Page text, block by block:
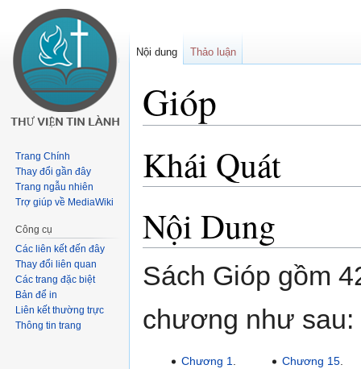
Gióp
tưới
chuyển
tới
tìm
Khái Quát
Nội Dung
Sách Gióp gồm
chương như sau:
Chương 1 Chương 15.
Nội dung Thảo luận
Trang Chính
Thay đổi gần đây
Trang ngẫu nhiên
Trợ giúp về MediaWiki
Công cụ
Các liên kết đến đây
Thay đổi liên quan
Các trang đặc biệt
Bản để in
Liên kết thường trực
Thông tin trang